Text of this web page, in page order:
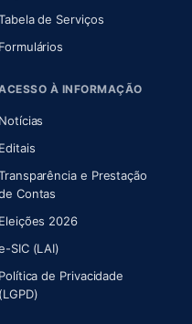
de Serviços
Formulários
À INFORMAÇÃO
Notícias
Editais
e Prestação
Contas
Eleições 2026
SIC (LAI)
Política de Privacidade
(LGPD)